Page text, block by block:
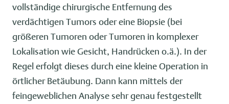
vollständige chirurgische Entfernung des
verdächtigen Tumors oder eine Biopsie (bei
größeren Tumoren oder Tumoren in komplexer
Lokalisation wie Gesicht, Handrücken o.ä.). In der
Regel erfolgt dieses durch eine kleine Operation in
örtlicher Betäubung. Dann kann mittels der
feingeweblichen Analyse sehr genau festgestellt